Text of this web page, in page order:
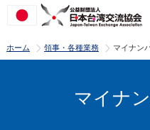
ホーム >
領事・各種業務 >
マイナン
マイナ